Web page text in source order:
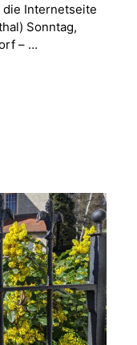
die Internetseite
Sonntag,
– …